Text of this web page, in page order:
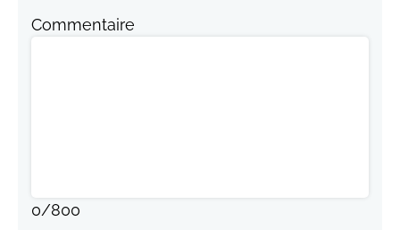
Commentaire
0/800